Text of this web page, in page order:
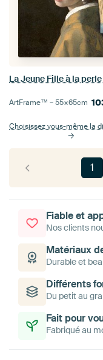
ArtFrame™ –55×65cm
Choisissez vous-même la
1
Fiable et
Nos clients
Matériaux
Durable et
Différents
Du petit au
Fait pour
Fabriqué au